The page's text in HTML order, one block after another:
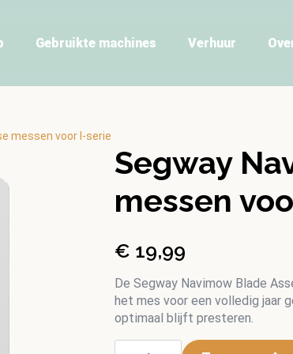
Gebruikte machines Verhuur
messen voor I-serie
Segway
messen
€ 19,99
De Segway Navimow Blade
het mes voor een volledig jaar
optimaal blijft presteren.
Segway